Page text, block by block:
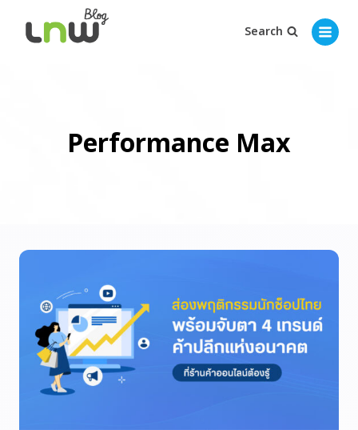
Search
Performance Max